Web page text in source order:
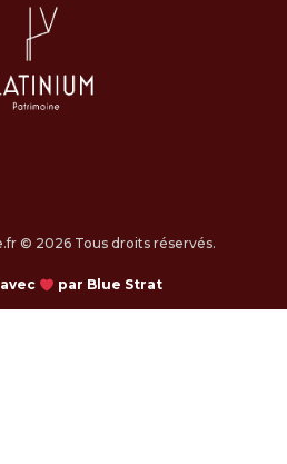
© 2026 Tous droits réservés.
par Blue Strat